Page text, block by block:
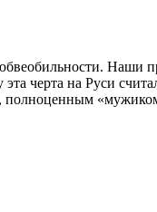
Наши
черта на Руси
полноценным